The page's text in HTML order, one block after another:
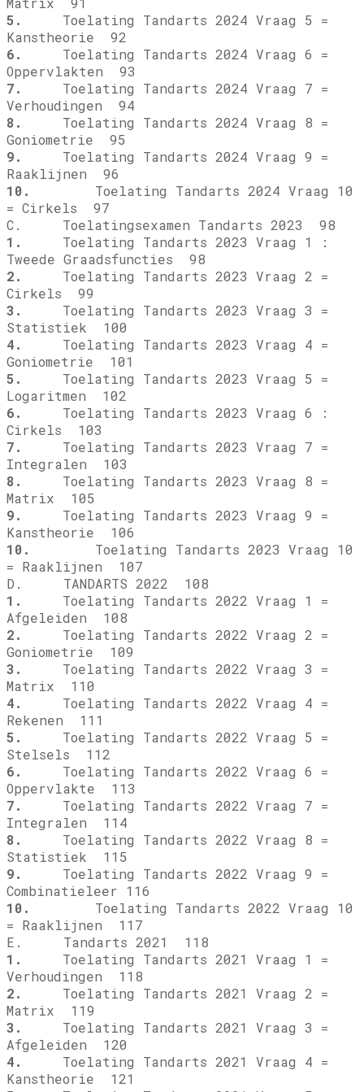
5.
Toelating Tandarts 2024 Vraag 5 =
Kanstheorie 92
6.
Toelating Tandarts 2024 Vraag 6 =
Oppervlakten 93
7.
Toelating Tandarts 2024 Vraag 7 =
Verhoudingen 94
8.
Toelating Tandarts 2024 Vraag 8 =
Goniometrie 95
9.
Toelating Tandarts 2024 Vraag 9 =
Raaklijnen 96
10.
Toelating Tandarts 2024 Vraag 10
= Cirkels 97
C. Toelatingsexamen Tandarts 2023 98
1.
Toelating Tandarts 2023 Vraag 1 :
Tweede Graadsfuncties 98
2.
Toelating Tandarts 2023 Vraag 2 =
Cirkels 99
3.
Toelating Tandarts 2023 Vraag 3 =
Statistiek 100
4.
Toelating Tandarts 2023 Vraag 4 =
Goniometrie 101
5.
Toelating Tandarts 2023 Vraag 5 =
Logaritmen 102
6.
Toelating Tandarts 2023 Vraag 6 :
Cirkels 103
7.
Toelating Tandarts 2023 Vraag 7 =
Integralen 103
8.
Toelating Tandarts 2023 Vraag 8 =
Matrix 105
9.
Toelating Tandarts 2023 Vraag 9 =
Kanstheorie 106
10.
Toelating Tandarts 2023 Vraag 10
= Raaklijnen 107
D. TANDARTS 2022 108
1.
Toelating Tandarts 2022 Vraag 1 =
Afgeleiden 108
2.
Toelating Tandarts 2022 Vraag 2 =
Goniometrie 109
3.
Toelating Tandarts 2022 Vraag 3 =
Matrix 110
4.
Toelating Tandarts 2022 Vraag 4 =
Rekenen 111
5.
Toelating Tandarts 2022 Vraag 5 =
Stelsels 112
6.
Toelating Tandarts 2022 Vraag 6 =
Oppervlakte 113
7.
Toelating Tandarts 2022 Vraag 7 =
Integralen 114
8.
Toelating Tandarts 2022 Vraag 8 =
Statistiek 115
9.
Toelating Tandarts 2022 Vraag 9 =
Combinatieleer 116
10.
Toelating Tandarts 2022 Vraag 10
= Raaklijnen 117
E. Tandarts 2021 118
1.
Toelating Tandarts 2021 Vraag 1 =
Verhoudingen 118
2.
Toelating Tandarts 2021 Vraag 2 =
Matrix 119
3.
Toelating Tandarts 2021 Vraag 3 =
Afgeleiden 120
4.
Toelating Tandarts 2021 Vraag 4 =
Kanstheorie 121